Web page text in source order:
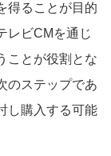
得ることが目的
レビCMを通じ
ことが役割とな
のステップであ
し購入する可能